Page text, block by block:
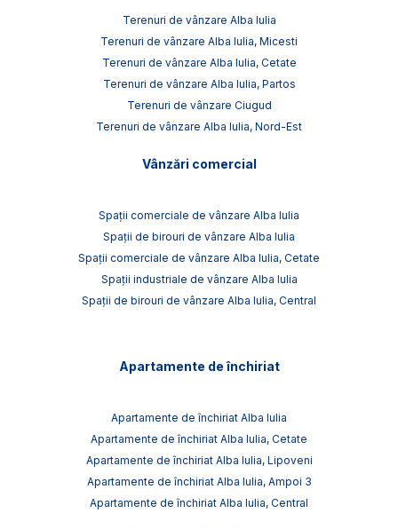
Terenuri de vânzare Alba Iulia
Terenuri de vânzare Alba Iulia, Micesti
Terenuri de vânzare Alba Iulia, Cetate
Terenuri de vânzare Alba Iulia, Partos
Terenuri de vânzare Ciugud
Terenuri de vânzare Alba Iulia, Nord-Est
Vânzări comercial
Spații comerciale de vânzare Alba Iulia
Spații de birouri de vânzare Alba Iulia
Spații comerciale de vânzare Alba Iulia, Cetate
Spații industriale de vânzare Alba Iulia
Spații de birouri de vânzare Alba Iulia, Central
Apartamente de închiriat
Apartamente de închiriat Alba Iulia
Apartamente de închiriat Alba Iulia, Cetate
Apartamente de închiriat Alba Iulia, Lipoveni
Apartamente de închiriat Alba Iulia, Ampoi 3
Apartamente de închiriat Alba Iulia, Central